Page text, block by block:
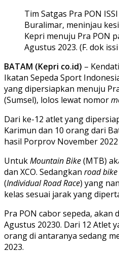
Tim Satgas Pra PON
Buralimar, meninjau
Kepri menuju Pra PON
Agustus 2023. (F. dok
BATAM (Kepri co.id) –
Ikatan Sepeda Sport
yang dipersiapkan menuju
(Sumsel), lolos lewat nomor
Dari ke-12 atlet yang
Karimun dan 10 orang dari
hasil Porprov November
UntukMountain Bike(MTB)
dan XCO. Sedangkan road bike
(Individual Road Race) yang
kelas sesuai jarak yang
Pra PON cabor sepeda, akan
Agustus 20230. Dari 12 Atlet
orang di antaranya sedang
2023.